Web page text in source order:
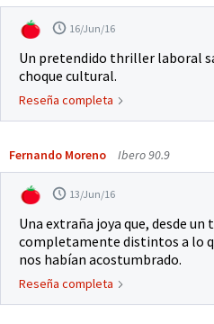
16/Jun/16
Un pretendido thriller laboral
choque cultural.
Reseña completa
Fernando Moreno Ibero 90.9
13/Jun/16
Una extraña joya que, desde
completamente distintos a lo
nos habían acostumbrado.
Reseña completa